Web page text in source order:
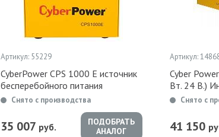
Артикул: 55229
CyberPower CPS 1000 E источник
бесперебойного питания
Снято с производства
35 007 руб.
ПОДОБРАТЬ
АНАЛОГ
Артикул:
Cyber
Вт. 24 В.)
Снято с
41 150